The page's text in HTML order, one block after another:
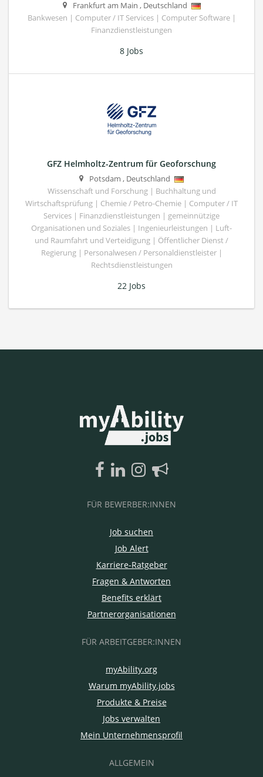
Frankfurt am Main , Deutschland
Bankwesen | Computer / IT Services | Computer Software |
Finanzdienstleistungen
8 Jobs
GFZ Helmholtz-Zentrum für Geoforschung
Potsdam , Deutschland
Wissenschaft und Forschung | Buchhaltung und
Wirtschaftsprüfung | Chemie / Petro-Chemie | Computer / IT
Services | Finanzdienstleistungen | gemeinnützige
Organisationen und Soziales | Ingenieurleistungen | Luft-
und Raumfahrt und Verteidigung | Öffentlicher Dienst /
Regierung | Personalwesen / Personaldienstleister |
Rechtsdienstleistungen
22 Jobs
FÜR BEWERBER:INNEN
Job suchen
Job Alert
Karriere-Ratgeber
Fragen & Antworten
Benefits erklärt
Partnerorganisationen
FÜR ARBEITGEBER:INNEN
myAbility.org
Warum myAbility.jobs
Produkte & Preise
Jobs verwalten
Mein Unternehmensprofil
ALLGEMEIN